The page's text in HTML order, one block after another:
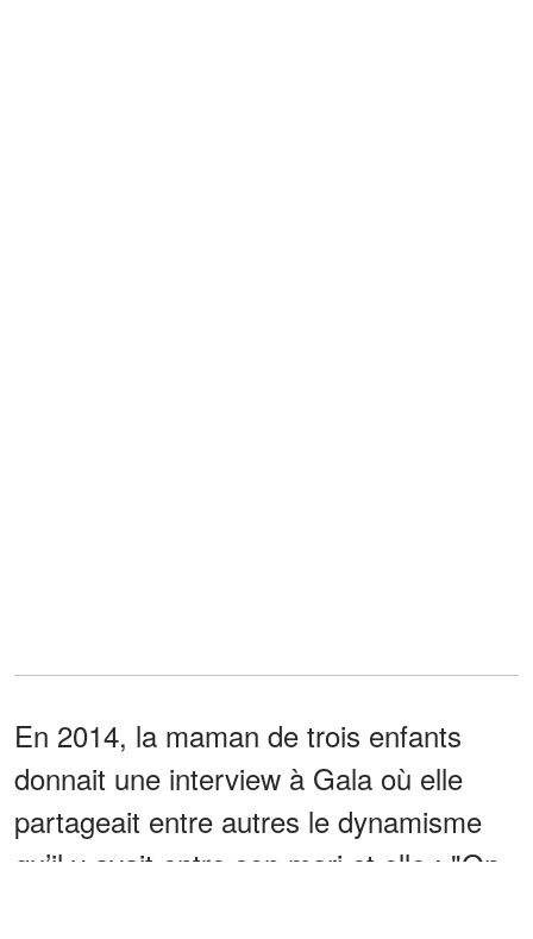
En 2014, la maman de trois enfants
donnait une interview à Gala où elle
partageait entre autres le dynamisme
qu’il y avait entre son mari et elle : "On